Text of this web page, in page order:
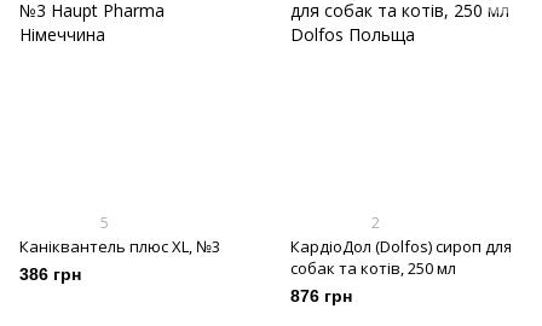
5
Каніквантель плюс XL, №3
386 грн
2
КардіоДол (Dolfos) сироп для
собак та котів, 250 мл
876 грн